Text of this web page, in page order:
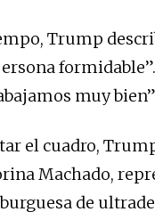
Trump
muy
el cuadro,
Machado,
de